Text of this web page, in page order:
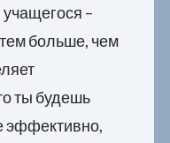
учащегося –
больше, чем
ты будешь
эффективно,